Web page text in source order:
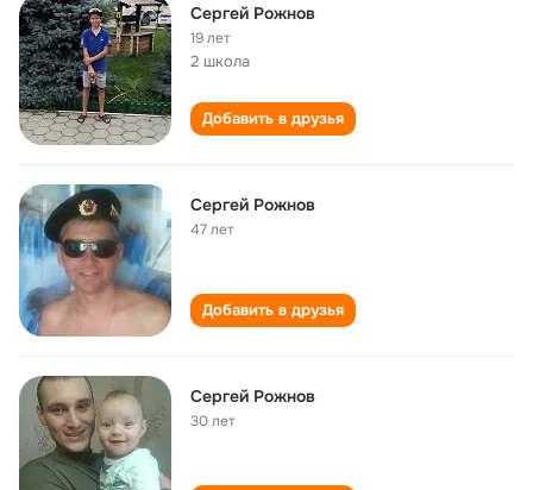
Сергей Рожнов
19 лет
2 школа
Добавить в друзья
Сергей Рожнов
47 лет
Добавить в друзья
Сергей Рожнов
30 лет